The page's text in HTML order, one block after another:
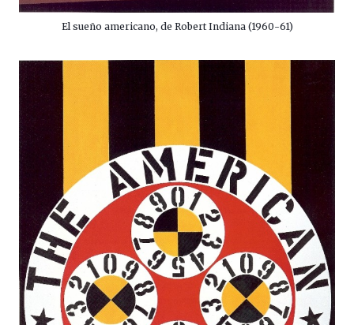
El sueño americano, de Robert Indiana (1960-61)